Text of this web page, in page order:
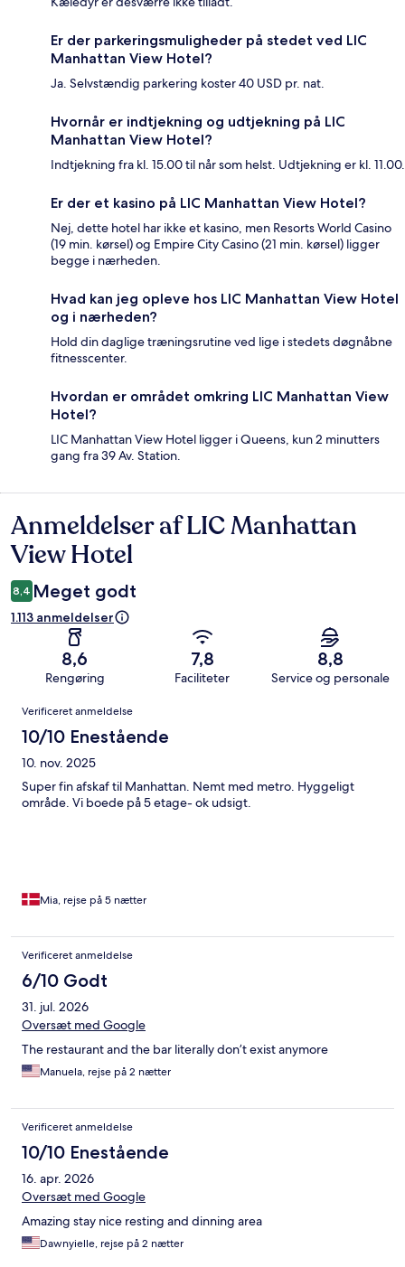
Er der parkeringsmuligheder på stedet ved LIC
Manhattan View Hotel?
Ja. Selvstændig parkering koster 40 USD pr. nat.
Hvornår er indtjekning og udtjekning på LIC
Manhattan View Hotel?
Indtjekning fra kl. 15.00 til når som helst. Udtjekning er kl. 11.00.
Er der et kasino på LIC Manhattan View Hotel?
Nej, dette hotel har ikke et kasino, men Resorts World Casino
(19 min. kørsel) og Empire City Casino (21 min. kørsel) ligger
begge i nærheden.
Hvad kan jeg opleve hos LIC Manhattan View Hotel
og i nærheden?
Hold din daglige træningsrutine ved lige i stedets døgnåbne
fitnesscenter.
Hvordan er området omkring LIC Manhattan View
Hotel?
LIC Manhattan View Hotel ligger i Queens, kun 2 minutters
gang fra 39 Av. Station.
Anmeldelser
Anmeldelser af LIC Manhattan
View Hotel
8,4 Meget godt
1.113 anmeldelser
8,6
Rengøring
7,8
Faciliteter
8,8
Service og personale
Anmeldelser
Verificeret anmeldelse
10/10 Enestående
10. nov. 2025
Super fin afskaf til Manhattan. Nemt med metro. Hyggeligt
område. Vi boede på 5 etage- ok udsigt.
Mia, rejse på 5 nætter
Verificeret anmeldelse
6/10 Godt
31. jul. 2026
Oversæt med Google
The restaurant and the bar literally don’t exist anymore
Manuela, rejse på 2 nætter
Verificeret anmeldelse
10/10 Enestående
16. apr. 2026
Oversæt med Google
Amazing stay nice resting and dinning area
Dawnyielle, rejse på 2 nætter